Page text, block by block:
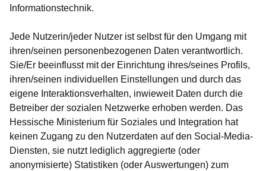
Informationstechnik.
Jede Nutzerin/jeder Nutzer ist selbst für den Umgang mit
ihren/seinen personenbezogenen Daten verantwortlich.
Sie/Er beeinflusst mit der Einrichtung ihres/seines Profils,
ihren/seinen individuellen Einstellungen und durch das
eigene Interaktionsverhalten, inwieweit Daten durch die
Betreiber der sozialen Netzwerke erhoben werden. Das
Hessische Ministerium für Soziales und Integration hat
keinen Zugang zu den Nutzerdaten auf den Social-Media-
Diensten, sie nutzt lediglich aggregierte (oder
anonymisierte) Statistiken (oder Auswertungen) zum